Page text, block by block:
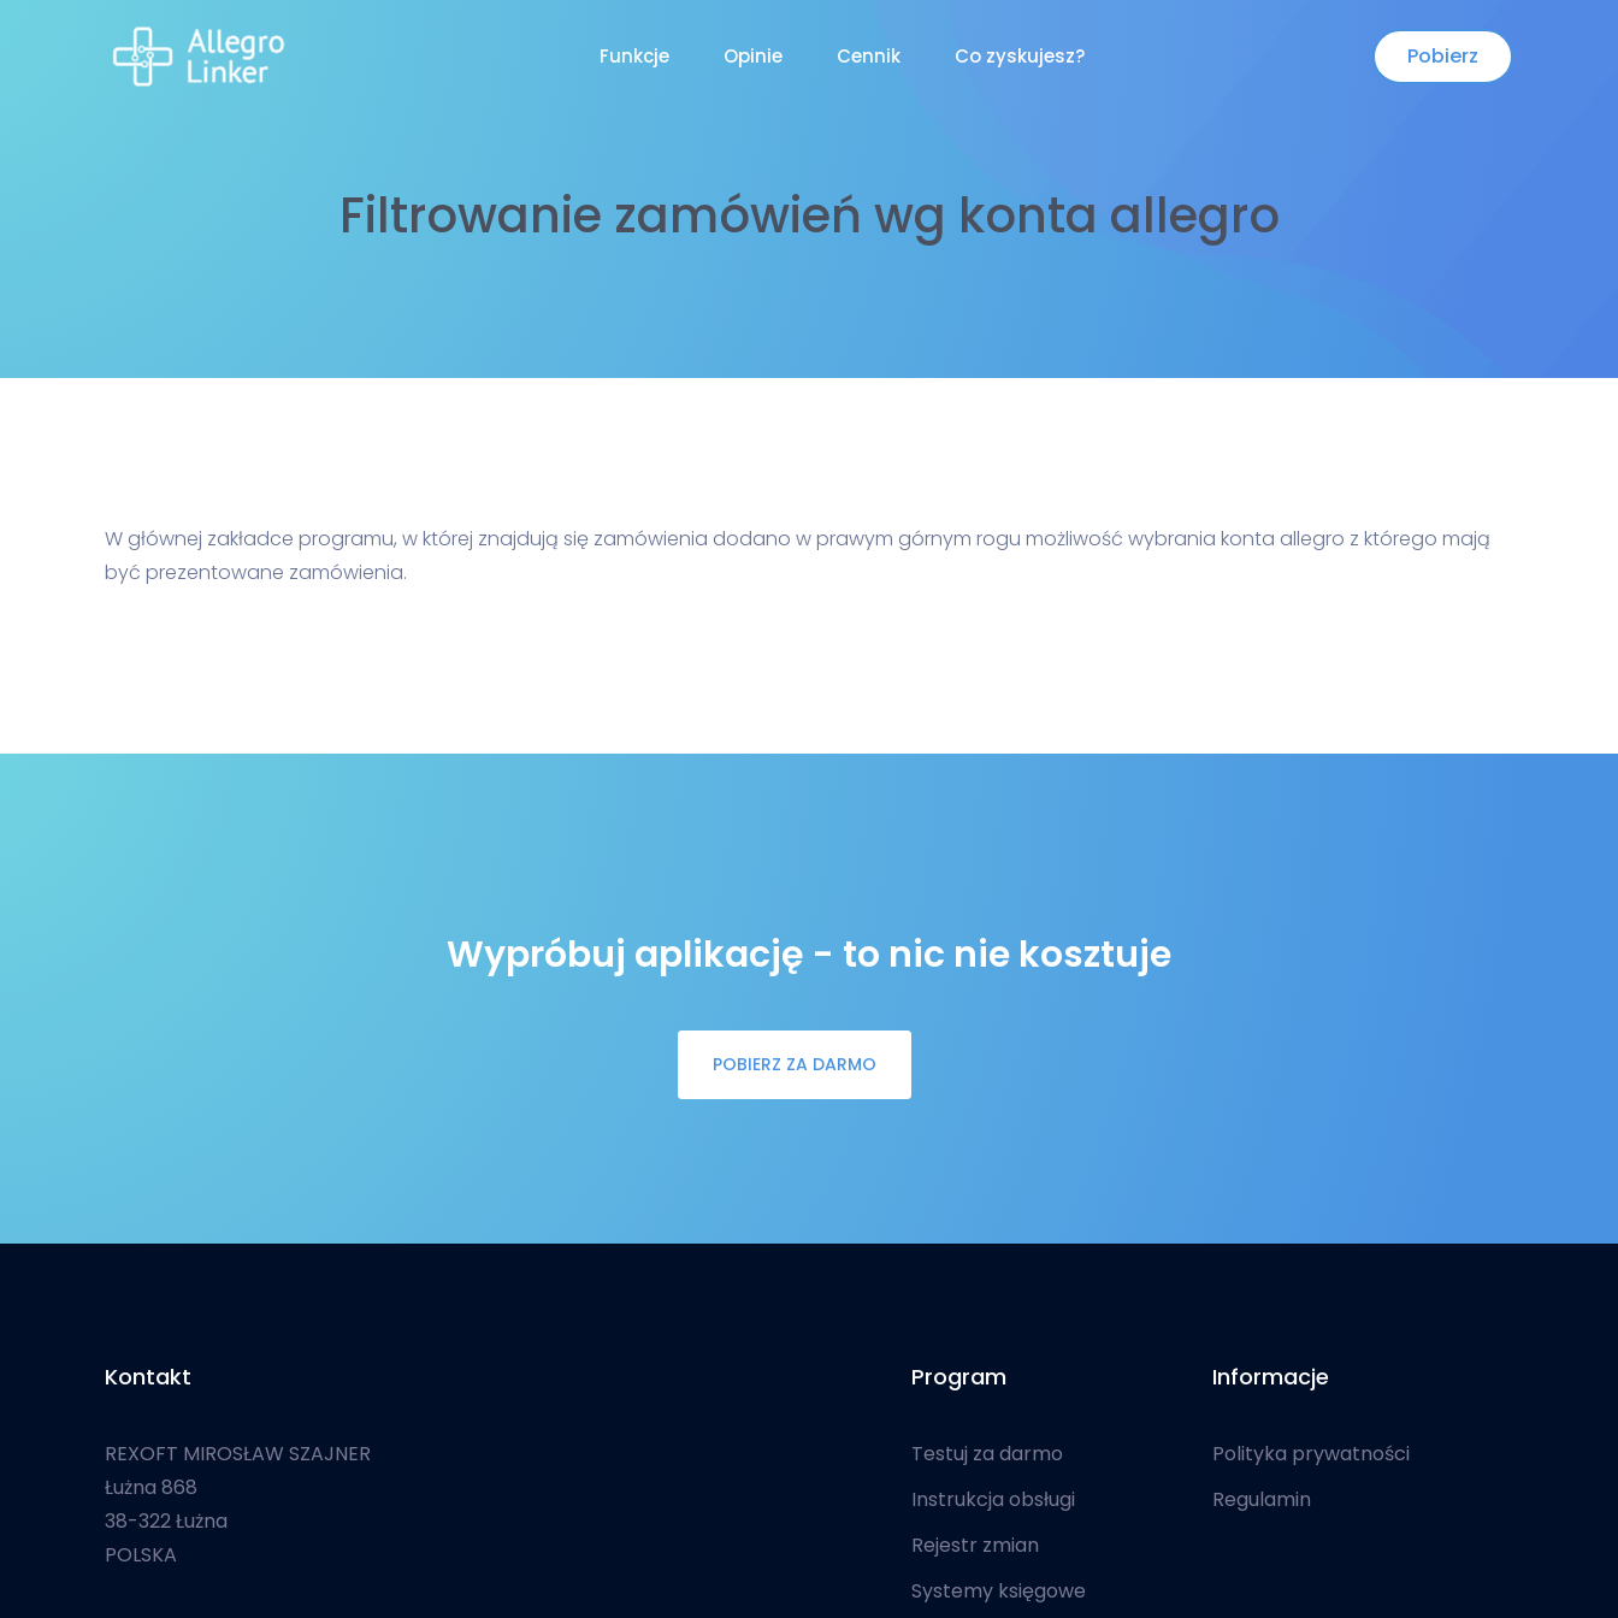
Funkcje Opinie Cennik Co zyskujesz? Pobierz
Filtrowanie zamówień wg konta allegro
W głównej zakładce programu, w której znajdują się zamówienia dodano w prawym górnym rogu możliwość wybrania konta allegro z którego mają
być prezentowane zamówienia.
Wypróbuj aplikację - to nic nie kosztuje
POBIERZ ZA DARMO
Kontakt
REXOFT MIROSŁAW SZAJNER
Łużna 868
38-322 Łużna
POLSKA
Program
Testuj za darmo
Instrukcja obsługi
Rejestr zmian
Systemy księgowe
Informacje
Polityka prywatności
Regulamin